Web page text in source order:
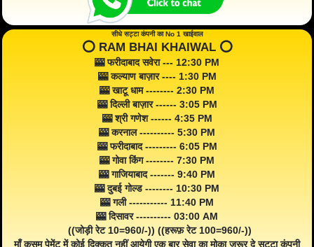
सीधे सट्टा कंपनी का No 1 खाईवाल
⭕️ RAM BHAI KHAIWAL ⭕️
🎰 फरीदाबाद सवेरा --- 12:30 PM
🎰 कल्याण बाज़ार ---- 1:30 PM
🎰 खाटू धाम -------- 2:30 PM
🎰 दिल्ली बाज़ार ------ 3:05 PM
🎰 श्री गणेश ------ 4:35 PM
🎰 करनाल ---------- 5:30 PM
🎰 फरीदाबाद --------- 6:05 PM
🎰 गोवा किंग -------- 7:30 PM
🎰 गाजियाबाद ------- 9:40 PM
🎰 दुबई गोल्ड -------- 10:30 PM
🎰 गली ----------- 11:40 PM
🎰 दिसावर ---------- 03:00 AM
((जोड़ी रेट 10=960/-)) ((हरूफ़ रेट 100=960/-))
माँ क़सम पेमेंट में कोई दिक्कत नहीं आयेगी एक बार सेवा का मोका ज़रूर दे सट्टा कंपनी